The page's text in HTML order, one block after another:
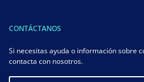
CONTÁCTANOS
Si necesitas ayuda o información sobre
contacta con nosotros.